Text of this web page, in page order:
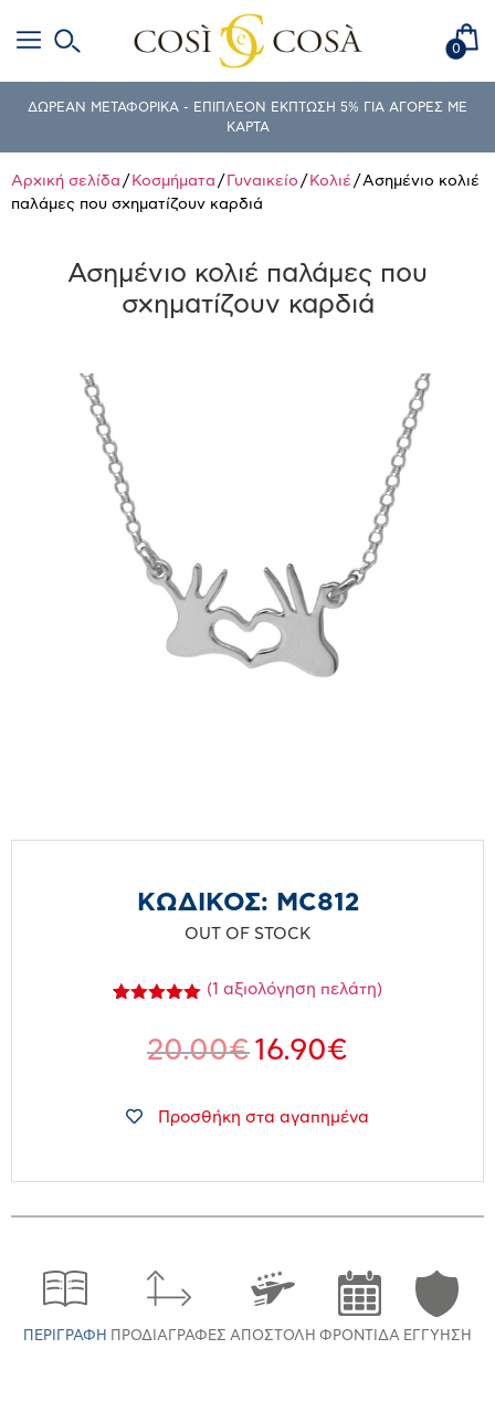
0
ΔΩΡΕΑΝ ΜΕΤΑΦΟΡΙΚΑ - ΕΠΙΠΛΕΟΝ ΕΚΠΤΩΣΗ 5% ΓΙΑ ΑΓΟΡΕΣ ΜΕ
ΚΑΡΤΑ
Αρχική σελίδα / Κοσμήματα / Γυναικείο / Κολιέ / Ασημένιο κολιέ
παλάμες που σχηματίζουν καρδιά
Ασημένιο κολιέ παλάμες που
σχηματίζουν καρδιά
ΚΩΔΙΚΟΣ: MC812
OUT OF STOCK
από 5 με
βάση
(1 αξιολόγηση πελάτη)
20.00€16.90€
Προσθήκη στα αγαπημένα
ΠΕΡΙΓΡΑΦΉ ΠΡΟΔΙΑΓΡΑΦΈΣ ΑΠΟΣΤΟΛΉ ΦΡΟΝΤΊΔΑ ΕΓΓΎΗΣΗ